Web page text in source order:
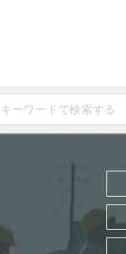
explore by